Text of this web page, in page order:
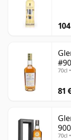
70cl
81
70cl